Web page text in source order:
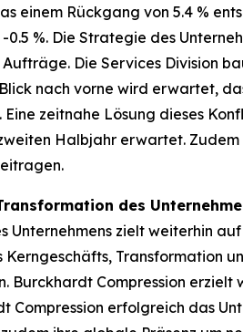
einem Rückgang von 5.4 %
%. Die Strategie des
Die Services Division
nach vorne wird erwartet,
Eine zeitnahe Lösung dieses
Halbjahr erwartet.
des
Unternehmens zielt weiterhin
Kerngeschäfts, Transformation
Burckhardt Compression
Compression erfolgreich das